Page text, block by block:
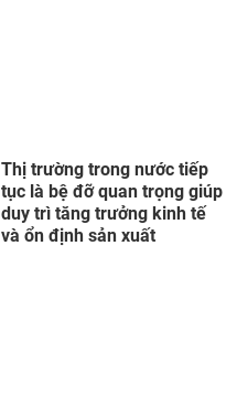
Thị trường trong nước tiếp
tục là bệ đỡ quan trọng giúp
duy trì tăng trưởng kinh tế
và ổn định sản xuất